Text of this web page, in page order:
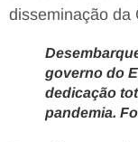
disseminação da
governo do
dedicação
pandemia.